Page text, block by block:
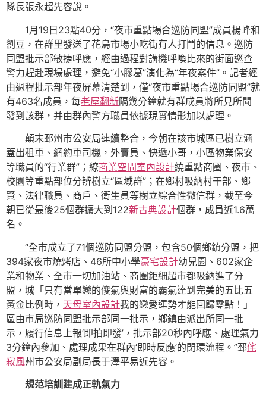
隊長張永超先容說。
1月19日23點40分，“夜市重點場合巡防同盟”成員楊峰和
劉豆，在群里發送了花鳥市場小吃街有人打鬥的信息。巡防
同盟批示部敏捷呼應，經由過程對講機呼喚比來的街面巡查
警力趕赴現場處理，避免“小膠葛”演化為“年夜案件”。記者經
由過程批示部年夜屏幕清楚到，僅“夜市重點場合巡防同盟”就
有463名成員，每老屋翻新隔幾分鐘就有群成員將所見所聞
發到該群，并由群內警方職員依據現實情形加以處理。
顛末邳州市公安局連續整合，今朝在該市城區已樹立涵
蓋出租車、網約車司機，外賣員、快遞小哥，小區物業保安
等職員的“行業群”；繚商業空間室內設計繞重點商圈、夜市、
校園等重點部位分辨樹立“區域群”；在鄉村吸納村干部、鄉
賢、法律職員、商戶、衛生員等樹立綜合性微信群，截至今
朝已從最後25個群擴大到122新古典設計個群，成員近1.6萬
名。
“全市成立了71個巡防同盟分盟，包含50個鄉鎮分盟，把
394家夜市燒烤店、46所中小學豪宅設計幼兒園、602家企
業和物業、全市一切加油站、商圈鉅細超市都吸納進了分
盟，城「只有當單戀的傻氣與財富的霸氣達到完美的五比五
黃金比例時， 天母室內設計我的戀愛運勢才能回歸零點！」
區由市局巡防同盟批示部同一批示，鄉鎮由派出所同一批
示，履行信息上報‘即拍即發’，批示部20秒內呼應、處理氣力
3分鐘內參加、處理成果在群內‘即時反應’的閉環流程。”邳侘
寂風州市公安局副局長于澤平易近先容。
規范培訓建成正軌氣力